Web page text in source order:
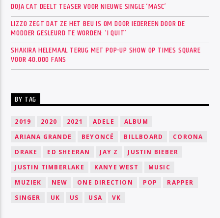
DOJA CAT DEELT TEASER VOOR NIEUWE SINGLE ‘MASC’
LIZZO ZEGT DAT ZE HET BEU IS OM DOOR IEDEREEN DOOR DE
MODDER GESLEURD TE WORDEN: ‘I QUIT’
SHAKIRA HELEMAAL TERUG MET POP-UP SHOW OP TIMES SQUARE
VOOR 40.000 FANS
BY TAG
2019 2020 2021 ADELE
ALBUM
ARIANA GRANDE
BEYONCÉ BILLBOARD
CORONA
DRAKE
ED SHEERAN JAY Z
JUSTIN BIEBER
JUSTIN TIMBERLAKE
KANYE WEST
MUSIC
MUZIEK
NEW ONE DIRECTION POP
RAPPER
SINGER
UK US USA VK